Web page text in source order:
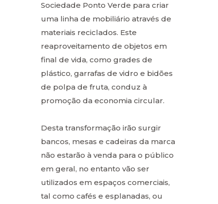
Sociedade Ponto Verde para criar
uma linha de mobiliário através de
materiais reciclados. Este
reaproveitamento de objetos em
final de vida, como grades de
plástico, garrafas de vidro e bidões
de polpa de fruta, conduz à
promoção da economia circular.
Desta transformação irão surgir
bancos, mesas e cadeiras da marca
não estarão à venda para o público
em geral, no entanto vão ser
utilizados em espaços comerciais,
tal como cafés e esplanadas, ou